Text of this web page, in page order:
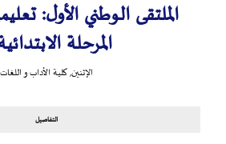
الملتقى الوطني الأول:
المرحلة
الإثنين,كلية الأداب و اللغات
التفاصيل